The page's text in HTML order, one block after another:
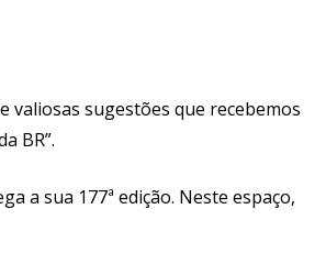
valiosas sugestões que recebemos
BR”.
a sua 177ª edição. Neste espaço,